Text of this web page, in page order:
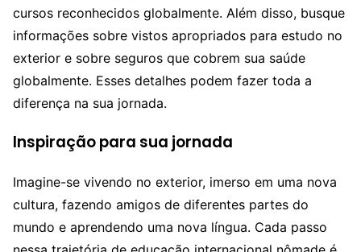
cursos reconhecidos globalmente. Além disso, busque
informações sobre vistos apropriados para estudo no
exterior e sobre seguros que cobrem sua saúde
globalmente. Esses detalhes podem fazer toda a
diferença na sua jornada.
Inspiração para sua jornada
Imagine-se vivendo no exterior, imerso em uma nova
cultura, fazendo amigos de diferentes partes do
mundo e aprendendo uma nova língua. Cada passo